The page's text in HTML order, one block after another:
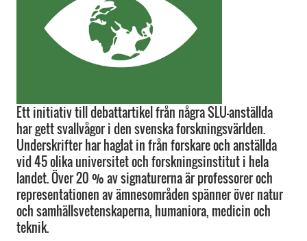
Ett initiativ till debattartikel från några SLU-anställda
har gett svallvågor i den svenska forskningsvärlden.
Underskrifter har haglat in från forskare och anställda
vid 45 olika universitet och forskningsinstitut i hela
landet. Över 20 % av signaturerna är professorer och
representationen av ämnesområden spänner över natur
och samhällsvetenskaperna, humaniora, medicin och
teknik.